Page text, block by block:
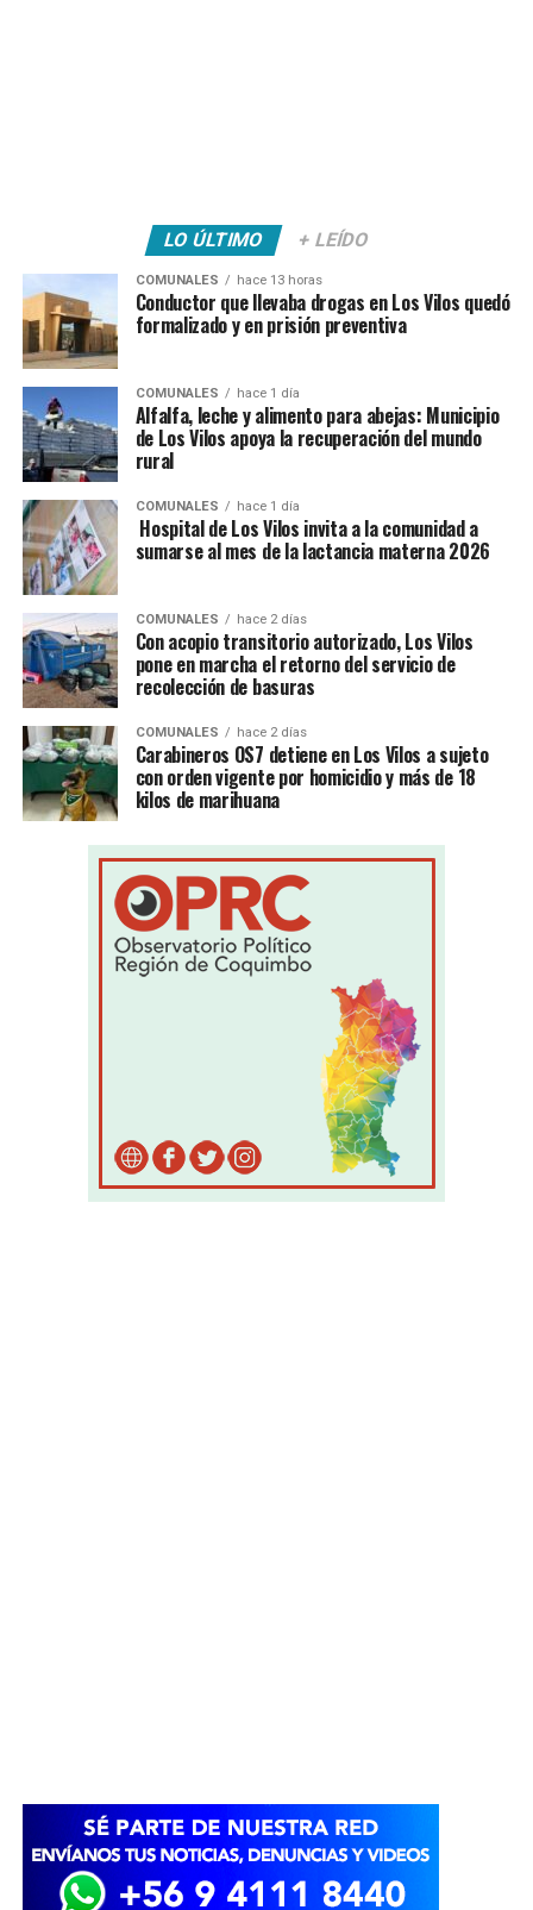
LO ÚLTIMO + LEÍDO
COMUNALES hace 13 horas
Conductor que llevaba drogas en Los Vilos quedó
formalizado y en prisión preventiva
COMUNALES hace 1 día
Alfalfa, leche y alimento para abejas: Municipio
de Los Vilos apoya la recuperación del mundo
rural
COMUNALES hace 1 día
Hospital de Los Vilos invita a la comunidad a
sumarse al mes de la lactancia materna 2026
COMUNALES hace 2 días
Con acopio transitorio autorizado, Los Vilos
pone en marcha el retorno del servicio de
recolección de basuras
COMUNALES hace 2 días
Carabineros OS7 detiene en Los Vilos a sujeto
con orden vigente por homicidio y más de 18
kilos de marihuana